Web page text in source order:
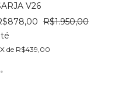
V26
R$1.950,00
de R$439,00